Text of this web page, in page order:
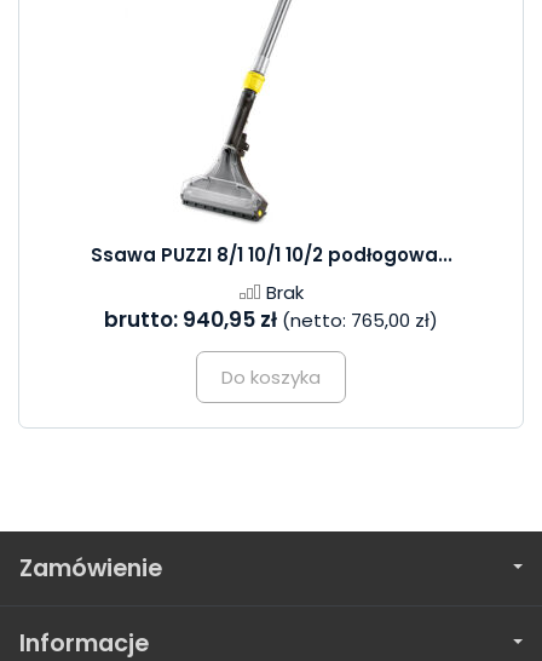
Ssawa PUZZI 8/1 10/1 10/2 podłogowa...
Brak
brutto: 940,95 zł (netto: 765,00 zł)
Do koszyka
Zamówienie
Informacje